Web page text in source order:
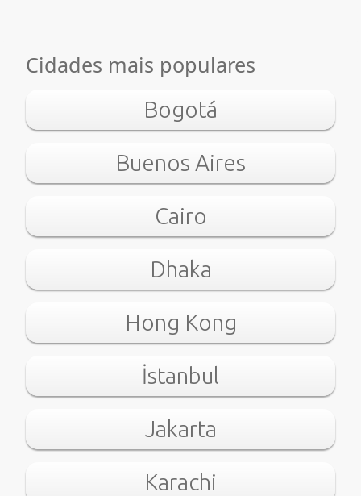
Cidades mais populares
Bogotá
Buenos Aires
Cairo
Dhaka
Hong Kong
İstanbul
Jakarta
Karachi